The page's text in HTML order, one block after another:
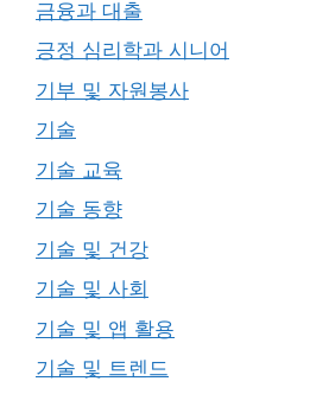
금융과 대출
긍정 심리학과 시니어
기부 및 자원봉사
기술
기술 교육
기술 동향
기술 및 건강
기술 및 사회
기술 및 앱 활용
기술 및 트렌드